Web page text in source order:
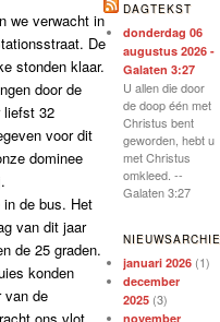
we verwacht in
De
stonden klaar.
door de
liefst 32
voor dit
dominee
de bus. Het
van dit jaar
de 25 graden.
konden
van de
DAGTEKST
donderdag 06
augustus 2026 -
Galaten 3:27
U allen die door
de doop één met
Christus bent
geworden, hebt u
met Christus
omkleed. --
Galaten 3:27
januari 2026 (1)
december
2025 (3)
november